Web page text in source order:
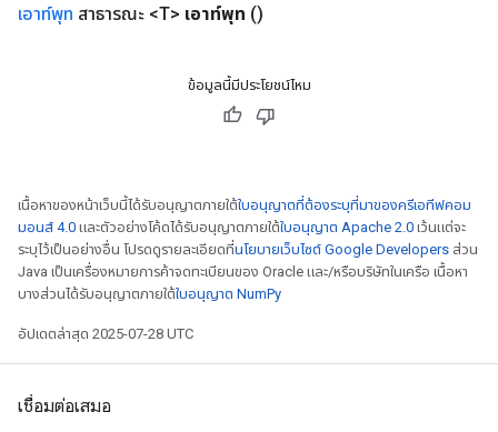
เอาท์พุท สาธารณะ <T> เอาท์พุท ()
ข้อมูลนี้มีประโยชน์ไหม
เนื้อหาของหน้าเว็บนี้ได้รับอนุญาตภายใต้ใบอนุญาตที่ต้องระบุที่มาของครีเอทีฟคอม
มอนส์ 4.0 และตัวอย่างโค้ดได้รับอนุญาตภายใต้ใบอนุญาต Apache 2.0 เว้นแต่จะ
ระบุไว้เป็นอย่างอื่น โปรดดูรายละเอียดที่นโยบายเว็บไซต์ Google Developers ส่วน
Java เป็นเครื่องหมายการค้าจดทะเบียนของ Oracle และ/หรือบริษัทในเครือ เนื้อหา
บางส่วนได้รับอนุญาตภายใต้ใบอนุญาต NumPy
อัปเดตล่าสุด 2025-07-28 UTC
เชื่อมต่อเสมอ